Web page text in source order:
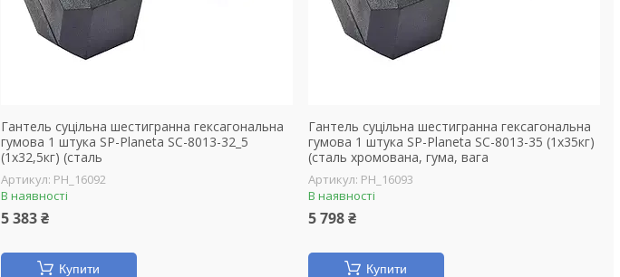
Гантель суцільна шестигранна гексагональна
гумова 1 штука SP-Planeta SC-8013-32_5
(1x32,5кг) (сталь
PH_16092
В наявності
5 383 ₴
Купити
Гантель суцільна шестигранна гексагональна
гумова 1 штука SP-Planeta SC-8013-35 (1x35кг)
(сталь хромована, гума, вага
PH_16093
В наявності
5 798 ₴
Купити